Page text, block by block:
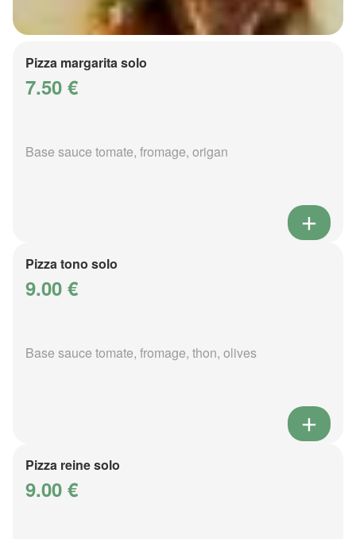
Pizza margarita solo
7.50 €
Base sauce tomate, fromage, origan
Pizza tono solo
9.00 €
Base sauce tomate, fromage, thon, olives
Pizza reine solo
9.00 €